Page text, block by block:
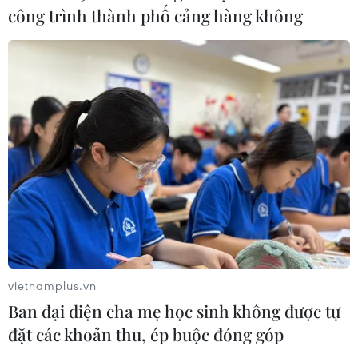
17/07/2026 01:00
Xem thêm
CƠ QUAN CHỦ QUẢN: THÔNG TẤN XÃ VIỆT NAM
Tổng Biên tập: TRẦN TIẾN DUẨN
Phó Tổng Biên tập: NGUYỄN THỊ TÁM, KHÚC THANH
THỦY
Sở hữu trí tuệ
Quy định sử dụng
RSS
Hỗ trợ
công trình thành phố cảng hàng không
vietnamplus.vn
Ban đại diện cha mẹ học sinh không được tự
đặt các khoản thu, ép buộc đóng góp